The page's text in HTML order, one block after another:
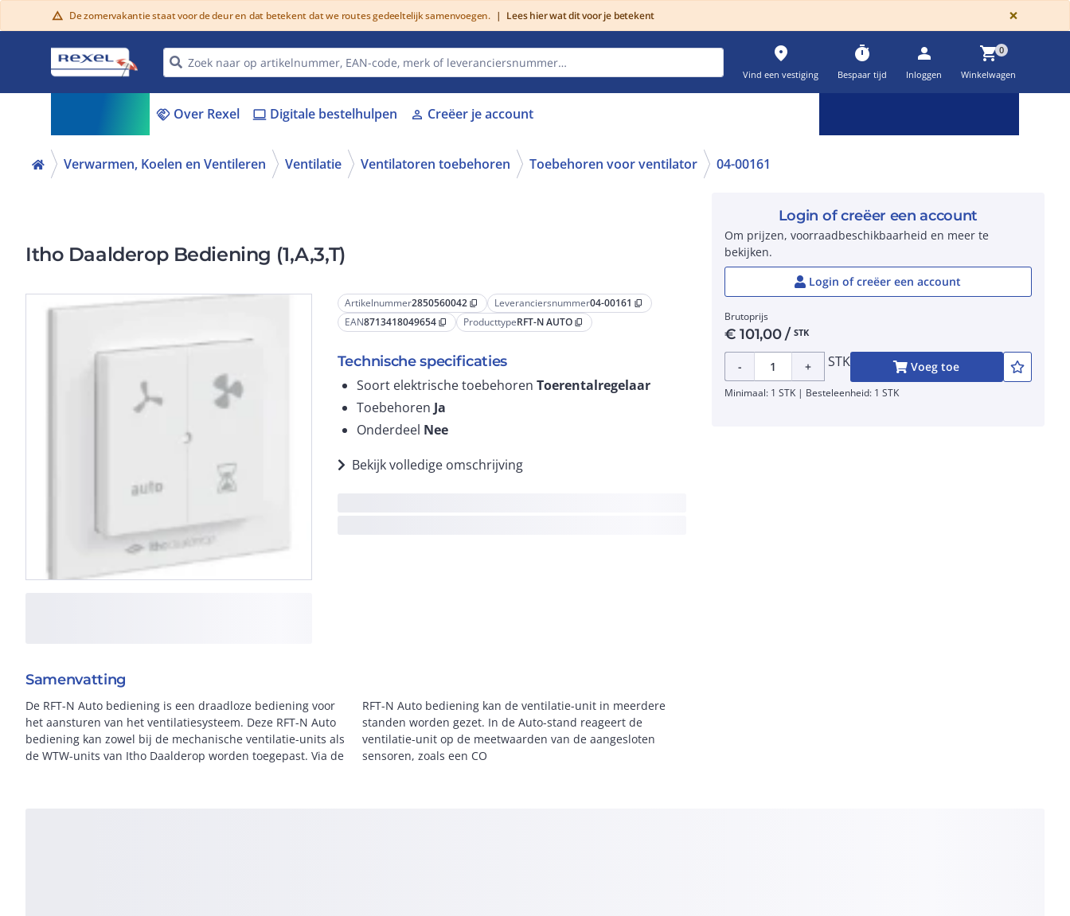
warning De zomervakantie staat voor de deur en dat betekent dat we routes gedeeltelijk samenvoegen. | Lees hier wat dit voor je betekent ×
place
Vind een vestiging
timer
Bespaar tijd
person
Inloggen
shopping_cart0
Winkelwagen
handshake Over Rexel laptop Digitale bestelhulpen person Creëer je account
Verwarmen, Koelen en Ventileren Ventilatie Ventilatoren toebehoren Toebehoren voor ventilator 04-00161
Itho Daalderop Bediening (1,A,3,T)
Artikelnummer2850560042 content_copy Leveranciersnummer04-00161 content_copy
EAN8713418049654 content_copy ProducttypeRFT-N AUTO content_copy
Technische specificaties
Soort elektrische toebehoren Toerentalregelaar
Toebehoren Ja
Onderdeel Nee
Bekijk volledige omschrijving
Samenvatting
De RFT-N Auto bediening is een draadloze bediening voor
het aansturen van het ventilatiesysteem. Deze RFT-N Auto
bediening kan zowel bij de mechanische ventilatie-units als
de WTW-units van Itho Daalderop worden toegepast. Via de
RFT-N Auto bediening kan de ventilatie-unit in meerdere
standen worden gezet. In de Auto-stand reageert de
ventilatie-unit op de meetwaarden van de aangesloten
sensoren, zoals een CO
Login of creëer een account
Om prijzen, voorraadbeschikbaarheid en meer te
bekijken.
Login of creëer een account
Brutoprijs
€101,00/ STK
- + STK Voeg toe
Minimaal: 1 STK | Besteleenheid: 1 STK